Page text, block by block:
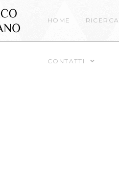
HOME RICERCA
CONTATTI